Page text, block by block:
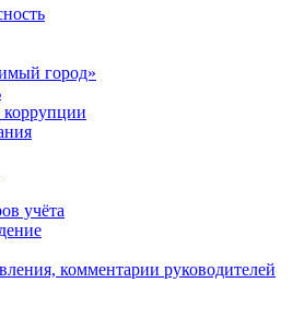
город»
коррупции
учёта
комментарии руководителей